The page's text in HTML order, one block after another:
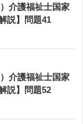
介護福祉士国家
説】問題41
介護福祉士国家
説】問題52